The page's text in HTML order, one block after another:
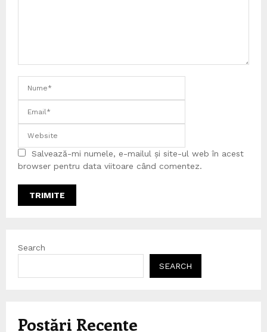
Salvează-mi numele, e-mailul și site-ul web în acest
browser pentru data viitoare când comentez.
Search
SEARCH
Postări Recente